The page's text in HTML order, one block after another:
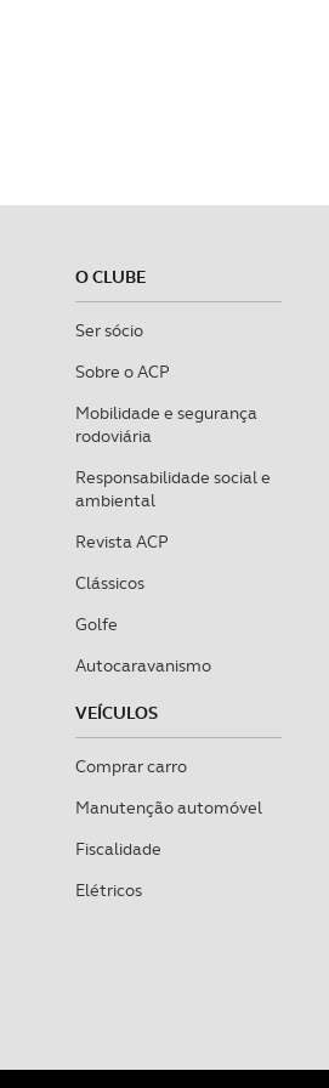
O CLUBE
Ser sócio
Sobre o ACP
Mobilidade e segurança
rodoviária
Responsabilidade social e
ambiental
Revista ACP
Clássicos
Golfe
Autocaravanismo
VEÍCULOS
Comprar carro
Manutenção automóvel
Fiscalidade
Elétricos